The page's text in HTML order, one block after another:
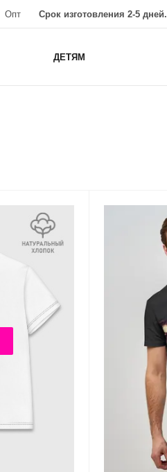
Опт Срок изготовления 2-5 дней.
ДЕТЯМ